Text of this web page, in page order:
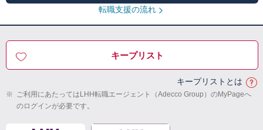
転職支援の流れ
キープリスト
キープリストとは
※ ご利用にあたってはLHH転職エージェント（Adecco Group）のMyPageへ
のログインが必要です。